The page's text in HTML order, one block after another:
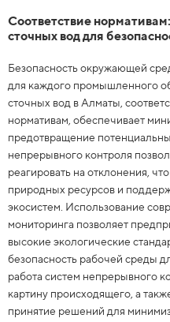
Соответствие
сточных вод для
Безопасность окружающей
для каждого промышленного
сточных вод в Алматы,
нормативам, обеспечивает
предотвращение
непрерывного контроля
реагировать на отклонения,
природных ресурсов и
экосистем. Использование
мониторинга позволяет
высокие экологические
безопасность рабочей среды
работа систем непрерывного
картину происходящего, а
принятие решений для